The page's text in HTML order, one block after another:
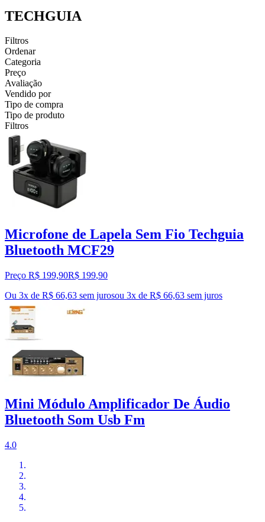
TECHGUIA
Filtros
Ordenar
Categoria
Preço
Avaliação
Vendido por
Tipo de compra
Tipo de produto
Filtros
Microfone de Lapela Sem Fio Techguia
Bluetooth MCF29
Preço R$ 199,90R$ 199,90
Ou 3x de R$ 66,63 sem jurosou 3x de R$ 66,63 sem juros
Mini Módulo Amplificador De Áudio
Bluetooth Som Usb Fm
4.0